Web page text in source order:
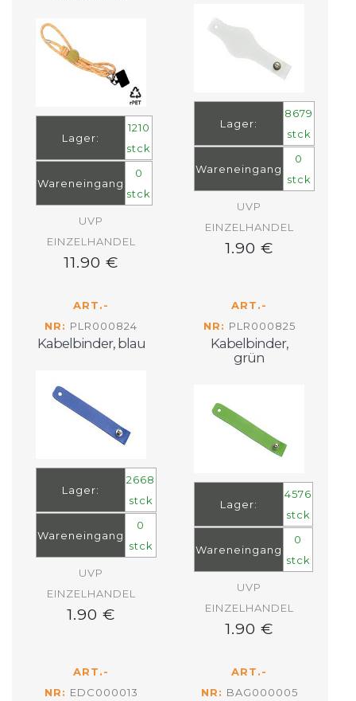
Lager:
1210
stck
Wareneingang
0
stck
UVP
EINZELHANDEL
11.90 €
Lager:
8679
stck
Wareneingang
0
stck
UVP
EINZELHANDEL
1.90 €
ART.-
NR: PLR000824
Kabelbinder, blau
Lager:
2668
stck
Wareneingang
0
stck
UVP
EINZELHANDEL
1.90 €
ART.-
NR: PLR000825
Kabelbinder,
grün
Lager:
4576
stck
Wareneingang
0
stck
UVP
EINZELHANDEL
1.90 €
ART.-
NR: EDC000013
ART.-
NR: BAG000005